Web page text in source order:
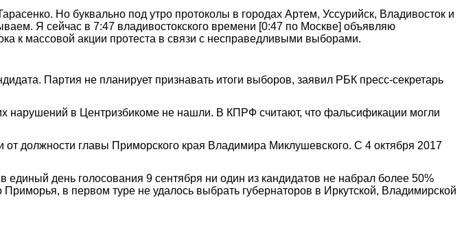
Но буквально под утро протоколы в городах Артем, Уссурийск, Владивосток и
Я сейчас в 7:47 владивостокского времени [0:47 по Москве] объявляю
к массовой акции протеста в связи с несправедливыми выборами.
Партия не планирует признавать итоги выборов, заявил РБК пресс-секретарь
нарушений в Центризбикоме не нашли. В КПРФ считают, что фальсификации могли
должности главы Приморского края Владимира Миклушевского. С 4 октября 2017
единый день голосования 9 сентября ни один из кандидатов не набрал более 50%
в первом туре не удалось выбрать губернаторов в Иркутской, Владимирской